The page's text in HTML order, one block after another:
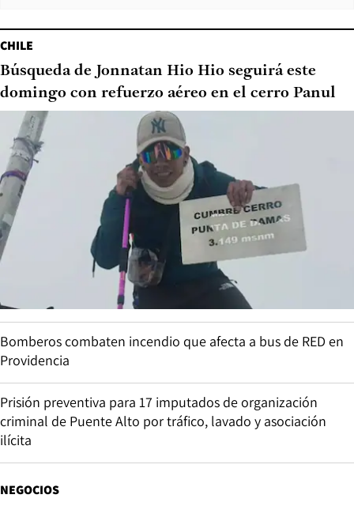
CHILE
Búsqueda de Jonnatan Hio Hio seguirá este
domingo con refuerzo aéreo en el cerro Panul
Bomberos combaten incendio que afecta a bus de RED en
Providencia
Prisión preventiva para 17 imputados de organización
criminal de Puente Alto por tráfico, lavado y asociación
ilícita
NEGOCIOS